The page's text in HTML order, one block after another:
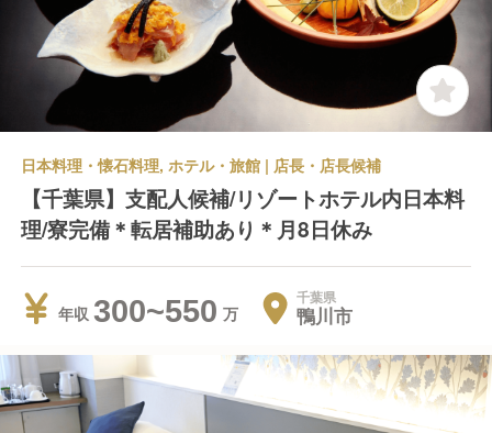
日本料理・懐石料理, ホテル・旅館 | 店長・店長候補
【千葉県】支配人候補/リゾートホテル内日本料
理/寮完備＊転居補助あり＊月8日休み
年収 300~550 千葉県
鴨川市